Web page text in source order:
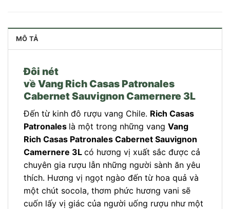
MÔ TẢ
Đôi nét
về Vang Rich Casas Patronales
Cabernet Sauvignon Camernere 3L
Đến từ kinh đô rượu vang Chile. Rich Casas
Patronales là một trong những vang Vang
Rich Casas Patronales Cabernet Sauvignon
Camernere 3L có hương vị xuất sắc được cả
chuyên gia rượu lẫn những người sành ăn yêu
thích. Hương vị ngọt ngào đến từ hoa quả và
một chút socola, thơm phức hương vani sẽ
cuốn lấy vị giác của người uống rượu như một